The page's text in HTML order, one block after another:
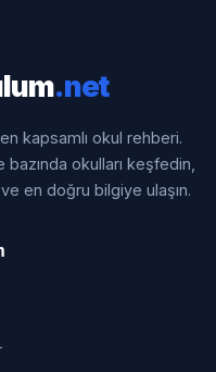
.net
kapsamlı okul rehberi.
bazında okulları keşfedin,
ve en doğru bilgiye ulaşın.